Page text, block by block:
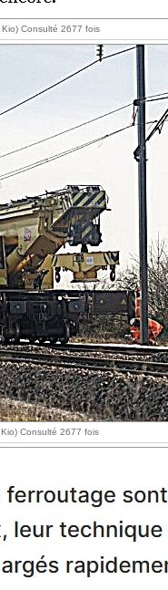
Consulté 2677 fois
Consulté 2677 fois